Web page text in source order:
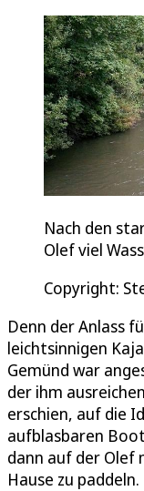
Nach den
Olef viel
Copyright:
Denn der Anlass
leichtsinnigen
Gemünd war
der ihm
erschien, auf die
aufblasbaren
dann auf der Olef
Hause zu paddeln.